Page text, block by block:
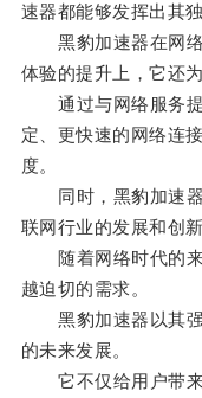
速器都能够发挥出其
黑豹加速器在网络
体验的提升上，它还
通过与网络服务提
定、更快速的网络连
度。
同时，黑豹加速器
联网行业的发展和创新
随着网络时代的来
越迫切的需求。
黑豹加速器以其强
的未来发展。
它不仅给用户带来